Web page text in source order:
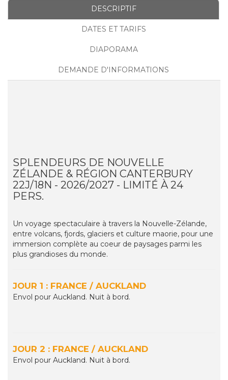
DESCRIPTIF
DATES ET TARIFS
DIAPORAMA
DEMANDE D'INFORMATIONS
SPLENDEURS DE NOUVELLE
ZÉLANDE & RÉGION CANTERBURY
22J/18N - 2026/2027 - LIMITÉ À 24
PERS.
Un voyage spectaculaire à travers la Nouvelle-Zélande,
entre volcans, fjords, glaciers et culture maorie, pour une
immersion complète au coeur de paysages parmi les
plus grandioses du monde.
JOUR 1 : FRANCE / AUCKLAND
Envol pour Auckland. Nuit à bord.
JOUR 2 : FRANCE / AUCKLAND
Envol pour Auckland. Nuit à bord.